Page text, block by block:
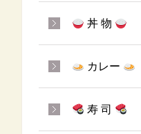
丼 物
カレー
寿 司